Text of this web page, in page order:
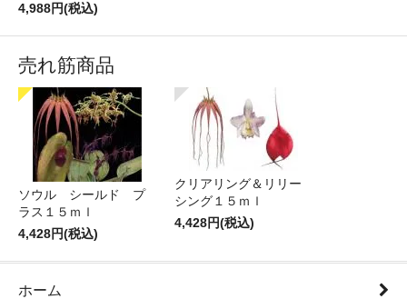
4,988円(税込)
売れ筋商品
ソウル シールド プ
ラス１５ｍｌ
4,428円(税込)
クリアリング＆リリー
シング１５ｍｌ
4,428円(税込)
ホーム